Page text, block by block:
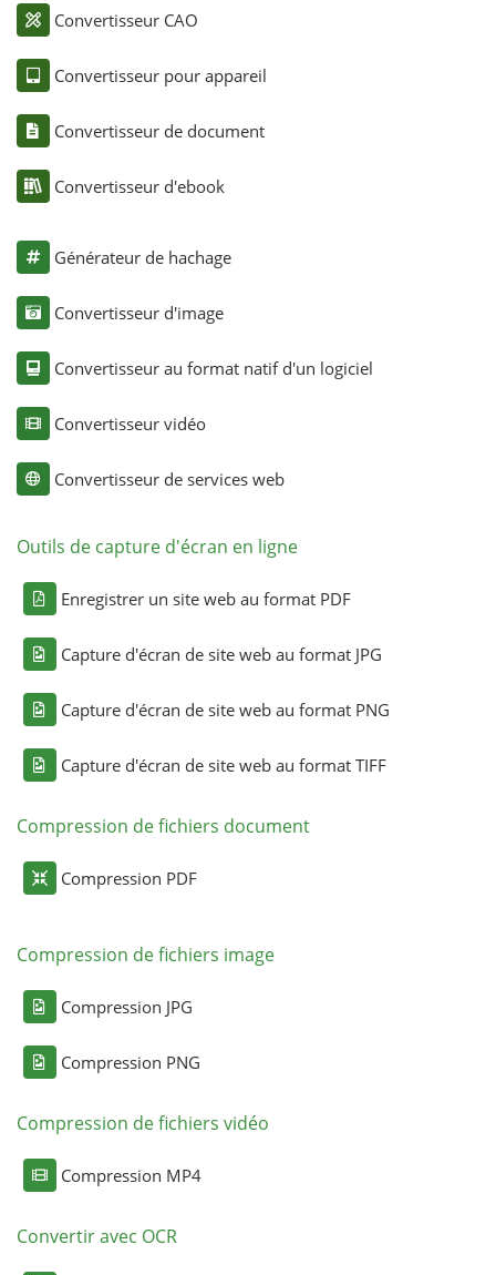
Convertisseur CAO
Convertisseur pour appareil
Convertisseur de document
Convertisseur d'ebook
Générateur de hachage
Convertisseur d'image
Convertisseur au format natif d'un logiciel
Convertisseur vidéo
Convertisseur de services web
Outils de capture d'écran en ligne
Enregistrer un site web au format PDF
Capture d'écran de site web au format JPG
Capture d'écran de site web au format PNG
Capture d'écran de site web au format TIFF
Compression de fichiers document
Compression PDF
Compression de fichiers image
Compression JPG
Compression PNG
Compression de fichiers vidéo
Compression MP4
Convertir avec OCR